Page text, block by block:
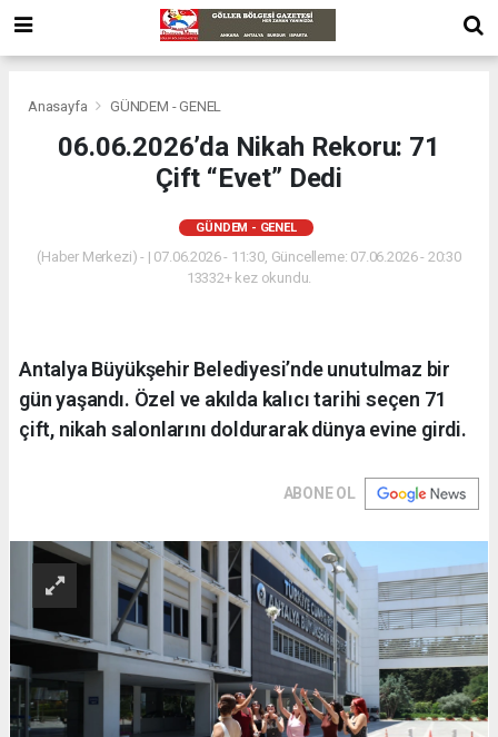
Anasayfa GÜNDEM - GENEL
06.06.2026’da Nikah Rekoru: 71
Çift “Evet” Dedi
GÜNDEM - GENEL
(Haber Merkezi) - | 07.06.2026 - 11:30, Güncelleme: 07.06.2026 - 20:30
13332+ kez okundu.
Antalya Büyükşehir Belediyesi’nde unutulmaz bir
gün yaşandı. Özel ve akılda kalıcı tarihi seçen 71
çift, nikah salonlarını doldurarak dünya evine girdi.
ABONE OL